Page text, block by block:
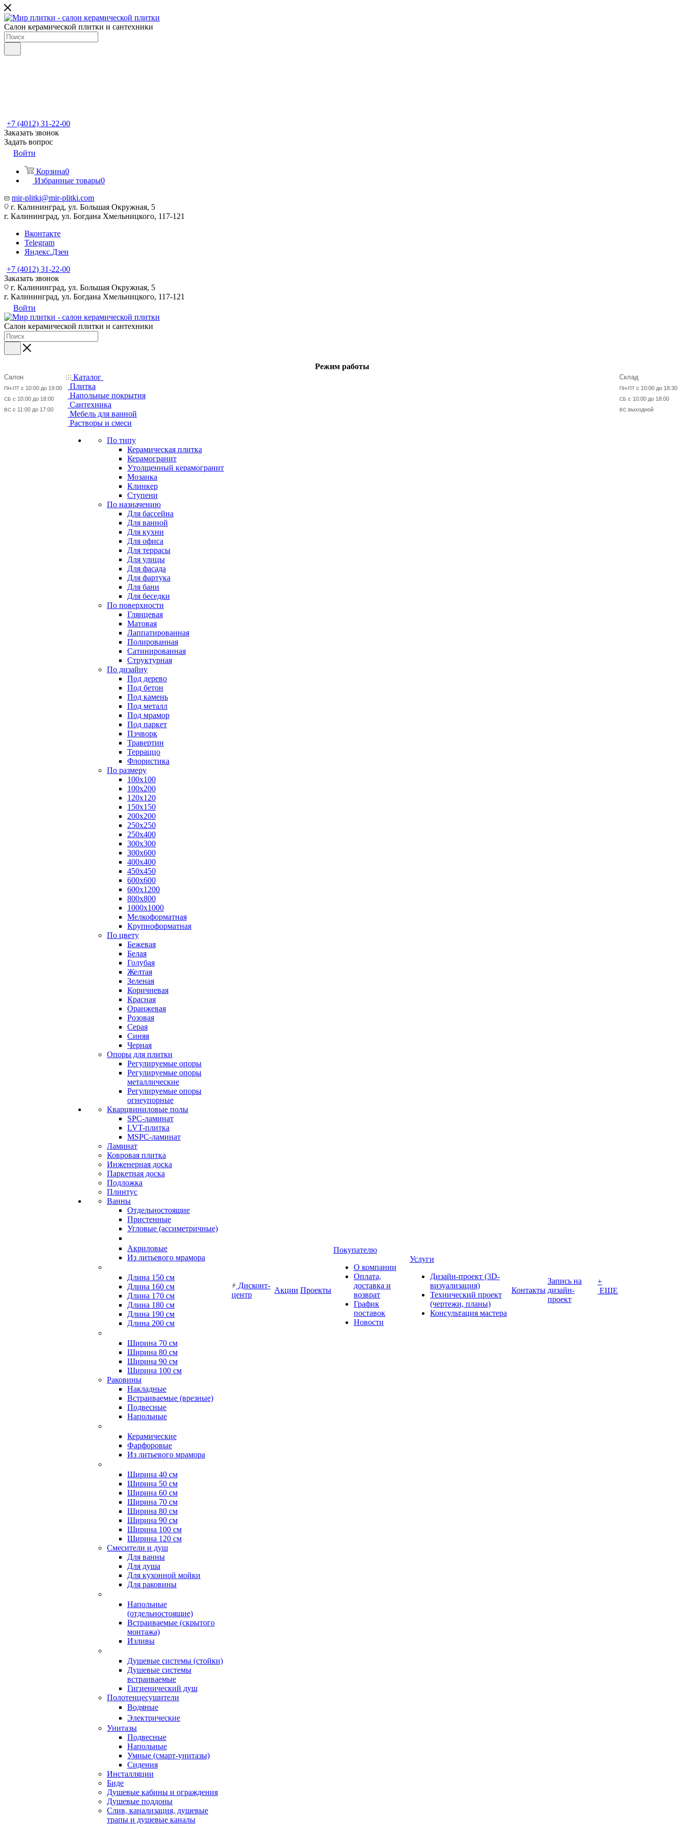
Салон керамической плитки и сантехники
+7 (4012) 31-22-00
Заказать звонок
Задать вопрос
Войти
Корзина0
Избранные товары0
mir-plitki@mir-plitki.com
г. Калининград, ул. Большая Окружная, 5
г. Калининград, ул. Богдана Хмельницкого, 117-121
Вконтакте
Telegram
Яндекс.Дзен
+7 (4012) 31-22-00
Заказать звонок
г. Калининград, ул. Большая Окружная, 5
г. Калининград, ул. Богдана Хмельницкого, 117-121
Войти
Салон керамической плитки и сантехники
Режим работы
Салон
ПН-ПТ с 10:00 до 19:00
СБ с 10:00 до 18:00
ВС с 11:00 до 17:00
Склад
ПН-ПТ с 10:00 до 18:30
СБ с 10:00 до 18:00
ВС выходной
Каталог
Плитка
Напольные покрытия
Сантехника
Мебель для ванной
Растворы и смеси
По типу
Керамическая плитка
Керамогранит
Утолщенный керамогранит
Мозаика
Клинкер
Ступени
По назначению
Для бассейна
Для ванной
Для кухни
Для офиса
Для террасы
Для улицы
Для фасада
Для фартука
Для бани
Для беседки
По поверхности
Глянцевая
Матовая
Лаппатированная
Полированная
Сатинированная
Структурная
По дизайну
Под дерево
Под бетон
Под камень
Под металл
Под мрамор
Под паркет
Пэчворк
Травертин
Терраццо
Флористика
По размеру
100х100
100х200
120х120
150х150
200х200
250х250
250х400
300х300
300х600
400х400
450х450
600х600
600х1200
800х800
1000х1000
Мелкоформатная
Крупноформатная
По цвету
Бежевая
Белая
Голубая
Желтая
Зеленая
Коричневая
Красная
Оранжевая
Розовая
Серая
Синяя
Черная
Опоры для плитки
Регулируемые опоры
Регулируемые опоры
металлические
Регулируемые опоры
огнеупорные
Кварцвиниловые полы
SPC-ламинат
LVT-плитка
MSPC-ламинат
Ламинат
Ковровая плитка
Инженерная доска
Паркетная доска
Подложка
Плинтус
Ванны
Отдельностоящие
Пристенные
Угловые (ассиметричные)
Акриловые
Из литьевого мрамора
Длина 150 см
Длина 160 см
Длина 170 см
Длина 180 см
Длина 190 см
Длина 200 см
Ширина 70 см
Ширина 80 см
Ширина 90 см
Ширина 100 см
Раковины
Накладные
Встраиваемые (врезные)
Подвесные
Напольные
Керамические
Фарфоровые
Из литьевого мрамора
Ширина 40 см
Ширина 50 см
Ширина 60 см
Ширина 70 см
Ширина 80 см
Ширина 90 см
Ширина 100 см
Ширина 120 см
Смесители и душ
Для ванны
Для душа
Для кухонной мойки
Для раковины
Напольные
(отдельностоящие)
Встраиваемые (скрытого
монтажа)
Изливы
Душевые системы (стойки)
Душевые системы
встраиваемые
Гигиенический душ
Полотенцесушители
ㅤВодяные
ㅤЭлектрические
Унитазы
Подвесные
Напольные
Умные (смарт-унитазы)
Сидения
Инсталляции
Биде
Душевые кабины и ограждения
Душевые поддоны
Слив, канализация, душевые
трапы и душевые каналы
Дисконт-
центр
Акции Проекты
Покупателю
О компании
Оплата,
доставка и
возврат
График
поставок
Новости
Услуги
Дизайн-проект (3D-
визуализация)
Технический проект
(чертежи, планы)
Консультация мастера
Контакты
Запись на
дизайн-
проект
+
ЕЩЕ